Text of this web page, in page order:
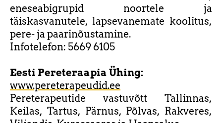
eneseabigrupid noortele ja
täiskasvanutele, lapsevanemate koolitus,
pere- ja paarinõustamine.
Infotelefon: 5669 6105
Eesti Pereteraapia Ühing:
www.pereterapeudid.ee
Pereterapeutide vastuvõtt Tallinnas,
Keilas, Tartus, Pärnus, Põlvas, Rakveres,